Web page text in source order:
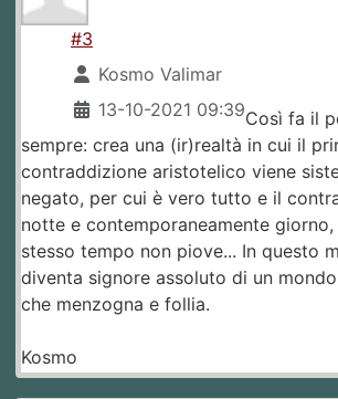
#3
Kosmo Valimar
13-10-2021 09:39Così fa il
sempre: crea una (ir)realtà in cui il
contraddizione aristotelico viene
negato, per cui è vero tutto e il
notte e contemporaneamente
stesso tempo non piove... In questo
diventa signore assoluto di un
che menzogna e follia.
Kosmo